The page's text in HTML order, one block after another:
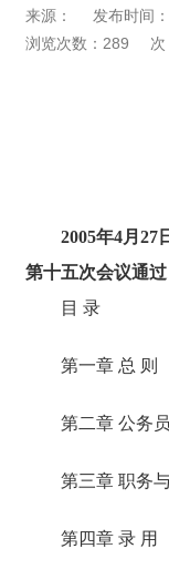
来源：
发布时间
浏览次数： 289 次
2005年4月27日
第十五次会议通过
目 录
第一章 总 则
第二章 公务员
第三章 职务与
第四章 录 用